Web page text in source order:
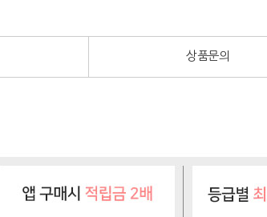
상품문의